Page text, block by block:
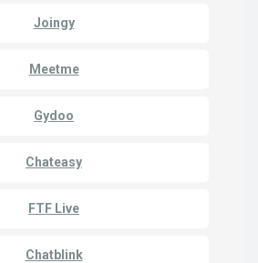
Joingy
Meetme
Gydoo
Chateasy
FTF Live
Chatblink